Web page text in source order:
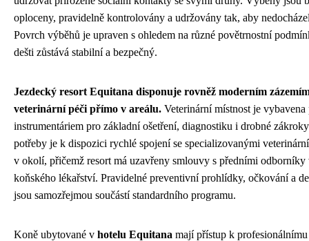
oploceny, pravidelně kontrolovány a udržovány tak, aby
Povrch výběhů je upraven s ohledem na různé povětrnostní
dešti zůstává stabilní a bezpečný.
Jezdecký resort Equitana disponuje rovněž moderním
veterinární péči přímo v areálu. Veterinární místnost je vybavena
instrumentáriem pro základní ošetření, diagnostiku i drobné
potřeby je k dispozici rychlé spojení se specializovanými
v okolí, přičemž resort má uzavřeny smlouvy s předními odborníky
koňského lékařství. Pravidelné preventivní prohlídky, očkování a
jsou samozřejmou součástí standardního programu.
Koně ubytované v hotelu Equitana mají přístup k